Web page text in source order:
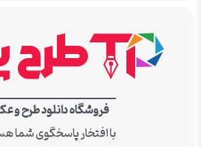
فروشگاه دانلود طرح و
با افتخار پاسخگوی شما